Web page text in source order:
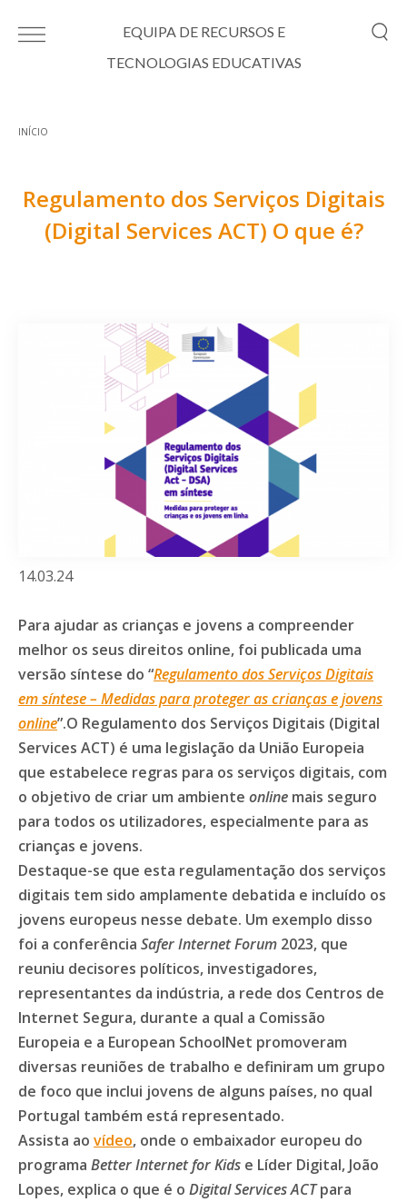
EQUIPA DE RECURSOS E
TECNOLOGIAS EDUCATIVAS
INÍCIO
Regulamento dos Serviços Digitais
(Digital Services ACT) O que é?
14.03.24
Para ajudar as crianças e jovens a compreender
melhor os seus direitos online, foi publicada uma
versão síntese do “Regulamento dos Serviços Digitais
em síntese – Medidas para proteger as crianças e jovens
online”.O Regulamento dos Serviços Digitais (Digital
Services ACT) é uma legislação da União Europeia
que estabelece regras para os serviços digitais, com
o objetivo de criar um ambiente online mais seguro
para todos os utilizadores, especialmente para as
crianças e jovens.
Destaque-se que esta regulamentação dos serviços
digitais tem sido amplamente debatida e incluído os
jovens europeus nesse debate. Um exemplo disso
foi a conferência Safer Internet Forum 2023, que
reuniu decisores políticos, investigadores,
representantes da indústria, a rede dos Centros de
Internet Segura, durante a qual a Comissão
Europeia e a European SchoolNet promoveram
diversas reuniões de trabalho e definiram um grupo
de foco que inclui jovens de alguns países, no qual
Portugal também está representado.
Assista ao vídeo, onde o embaixador europeu do
programa Better Internet for Kids e Líder Digital, João
Lopes, explica o que é o Digital Services ACTpara